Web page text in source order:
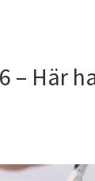
– Här